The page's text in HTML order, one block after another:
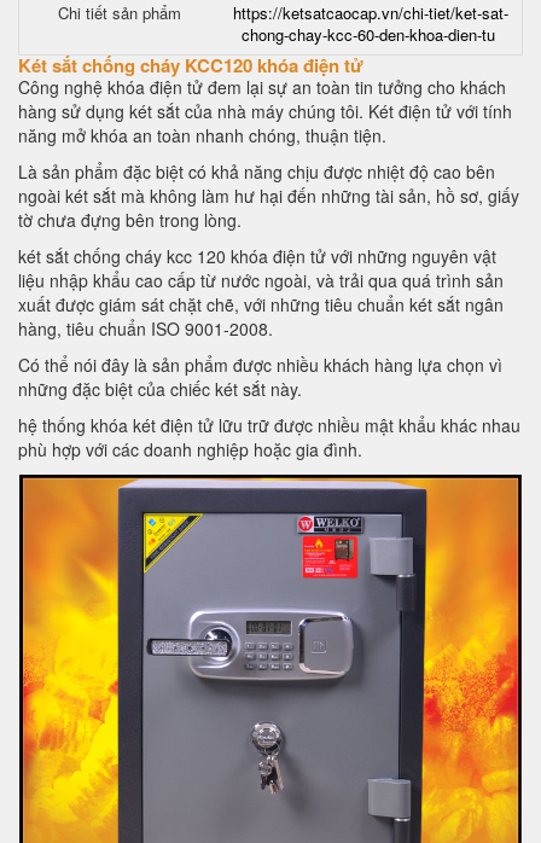
Chi tiết sản phẩm
https://ketsatcaocap.vn/chi-tiet/ket-sat-
chong-chay-kcc-60-den-khoa-dien-tu
Két sắt chống cháy KCC120 khóa điện tử
Công nghệ khóa điện tử đem lại sự an toàn tin tưởng cho khách
hàng sử dụng két sắt của nhà máy chúng tôi. Két điện tử với tính
năng mở khóa an toàn nhanh chóng, thuận tiện.
Là sản phẩm đặc biệt có khả năng chịu được nhiệt độ cao bên
ngoài két sắt mà không làm hư hại đến những tài sản, hồ sơ, giấy
tờ chưa đựng bên trong lòng.
két sắt chống cháy kcc 120 khóa điện tử với những nguyên vật
liệu nhập khẩu cao cấp từ nước ngoài, và trải qua quá trình sản
xuất được giám sát chặt chẽ, với những tiêu chuẩn két sắt ngân
hàng, tiêu chuẩn ISO 9001-2008.
Có thể nói đây là sản phẩm được nhiều khách hàng lựa chọn vì
những đặc biệt của chiếc két sắt này.
hệ thống khóa két điện tử lữu trữ được nhiều mật khẩu khác nhau
phù hợp với các doanh nghiệp hoặc gia đình.